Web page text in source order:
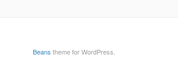
Beans theme for WordPress.